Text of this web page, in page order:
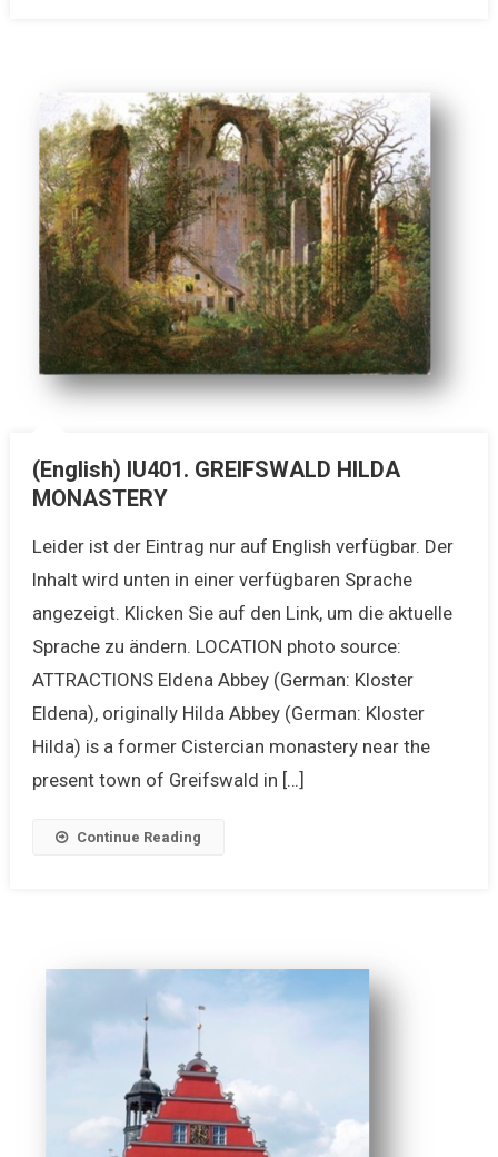
(English) IU401. GREIFSWALD HILDA
MONASTERY
Leider ist der Eintrag nur auf English verfügbar. Der
Inhalt wird unten in einer verfügbaren Sprache
angezeigt. Klicken Sie auf den Link, um die aktuelle
Sprache zu ändern. LOCATION photo source:
ATTRACTIONS Eldena Abbey (German: Kloster
Eldena), originally Hilda Abbey (German: Kloster
Hilda) is a former Cistercian monastery near the
present town of Greifswald in […]
Continue Reading